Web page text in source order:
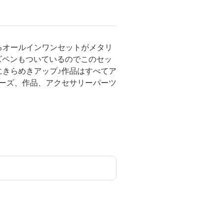
ールインワンセットがメタリ
ンもついているのでこのセッ
らめきアップ♪作品はすべてア
ズ、作品、アクセサリーパーツ